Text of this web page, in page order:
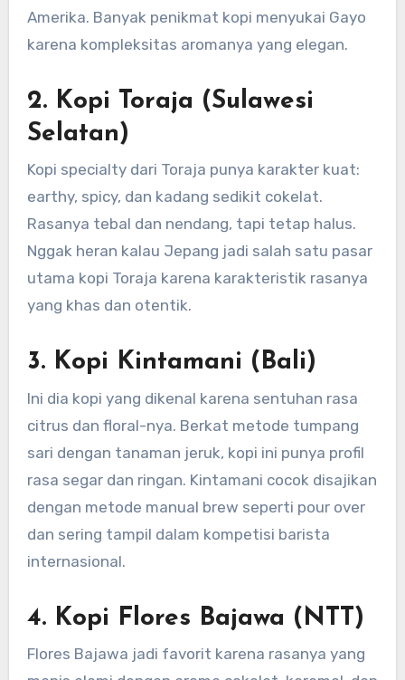
Amerika. Banyak penikmat kopi menyukai Gayo
karena kompleksitas aromanya yang elegan.
2. Kopi Toraja (Sulawesi
Selatan)
Kopi specialty dari Toraja punya karakter kuat:
earthy, spicy, dan kadang sedikit cokelat.
Rasanya tebal dan nendang, tapi tetap halus.
Nggak heran kalau Jepang jadi salah satu pasar
utama kopi Toraja karena karakteristik rasanya
yang khas dan otentik.
3. Kopi Kintamani (Bali)
Ini dia kopi yang dikenal karena sentuhan rasa
citrus dan floral-nya. Berkat metode tumpang
sari dengan tanaman jeruk, kopi ini punya profil
rasa segar dan ringan. Kintamani cocok disajikan
dengan metode manual brew seperti pour over
dan sering tampil dalam kompetisi barista
internasional.
4. Kopi Flores Bajawa (NTT)
Flores Bajawa jadi favorit karena rasanya yang